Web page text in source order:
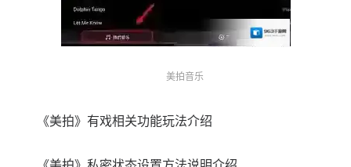
美拍音乐
《美拍》有戏相关功能玩法介绍